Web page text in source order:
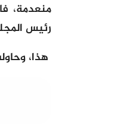
منعدمة،
رئيس
هذا،